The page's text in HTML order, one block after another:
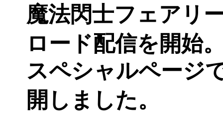
魔法閃士フェアリ
ロード配信を開始
スペシャルページ
開しました。